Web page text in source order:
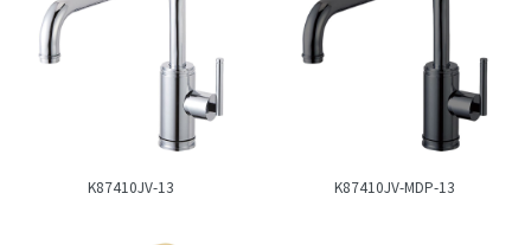
K87410JV-13 K87410JV-MDP-13